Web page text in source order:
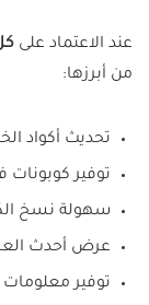
عند الاعتماد على
من أبرزها:
تحديث أكواد
توفير كوبونات
سهولة نسخ
عرض أحدث
توفير